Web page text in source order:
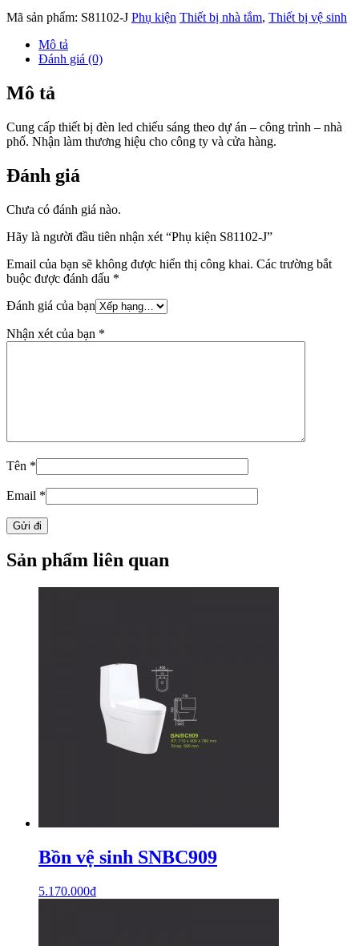
Mã sản phẩm: S81102-J Phụ kiện Thiết bị nhà tắm, Thiết bị vệ sinh
Mô tả
Đánh giá (0)
Mô tả
Cung cấp thiết bị đèn led chiếu sáng theo dự án – công trình – nhà
phố. Nhận làm thương hiệu cho công ty và cửa hàng.
Đánh giá
Chưa có đánh giá nào.
Hãy là người đầu tiên nhận xét “Phụ kiện S81102-J”
Email của bạn sẽ không được hiển thị công khai. Các trường bắt
buộc được đánh dấu *
Đánh giá của bạn
Nhận xét của bạn *
Tên *
Email *
Sản phẩm liên quan
Bồn vệ sinh SNBC909
5.170.000₫